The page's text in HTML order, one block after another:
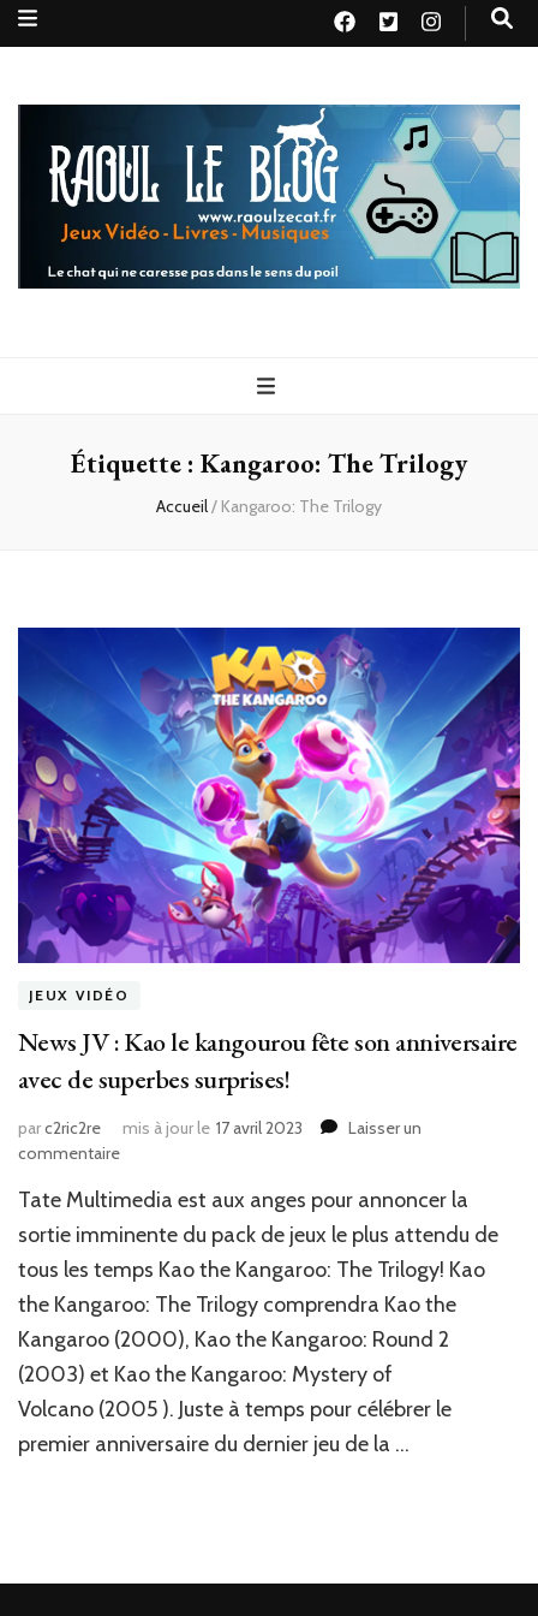
Raoul le
blog
Étiquette : Kangaroo: The Trilogy
Accueil/ Kangaroo: The Trilogy
JEUX VIDÉO
News JV : Kao le kangourou fête son anniversaire
avec de superbes surprises!
parc2ric2re mis à jour le 17 avril 2023
Laisser un
commentairesur
JV
:
le
kangourou
fête
son
anniversaire
avec
superbes
Tate Multimedia est aux anges pour annoncer la
sortie imminente du pack de jeux le plus attendu de
tous les temps Kao the Kangaroo: The Trilogy! Kao
the Kangaroo: The Trilogy comprendra Kao the
Kangaroo (2000), Kao the Kangaroo: Round 2
(2003) et Kao the Kangaroo: Mystery of
Volcano (2005 ). Juste à temps pour célébrer le
premier anniversaire du dernier jeu de la …